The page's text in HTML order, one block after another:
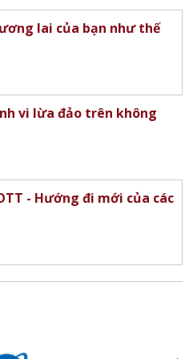
lai của bạn như thế
vi lừa đảo trên không
- Hướng đi mới của các